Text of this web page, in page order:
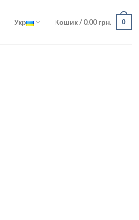
Укр Кошик / 0.00грн. 0